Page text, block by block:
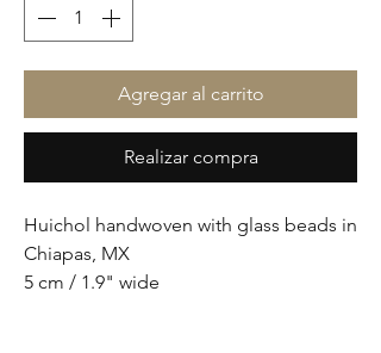
Agregar al carrito
Realizar compra
Huichol handwoven with glass beads in
Chiapas, MX
5 cm / 1.9" wide